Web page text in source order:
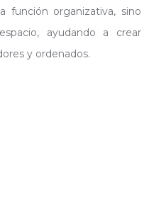
función organizativa, sino
ayudando a crear
y ordenados.